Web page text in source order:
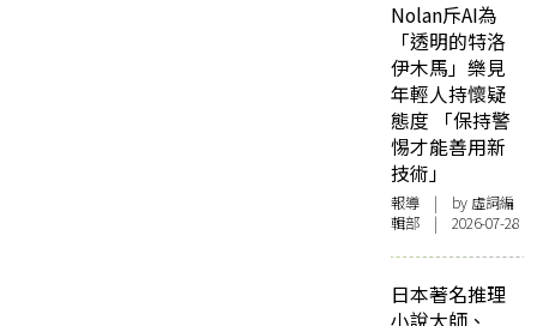
Nolan斥AI為
「透明的特洛
伊木馬」樂見
年輕人持懷疑
態度 「保持警
惕才能善用新
技術」
報導 | by 虛詞編
輯部 | 2026-07-28
日本著名推理